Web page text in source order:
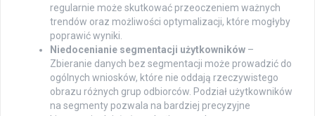
regularnie może skutkować przeoczeniem ważnych
trendów oraz możliwości optymalizacji, które mogłyby
poprawić wyniki.
Niedocenianie segmentacji użytkowników –
Zbieranie danych bez segmentacji może prowadzić do
ogólnych wniosków, które nie oddają rzeczywistego
obrazu różnych grup odbiorców. Podział użytkowników
na segmenty pozwala na bardziej precyzyjne